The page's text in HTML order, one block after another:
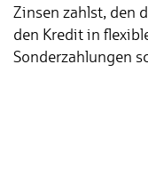
Zinsen zahlst, den
den Kredit in
Sonderzahlungen